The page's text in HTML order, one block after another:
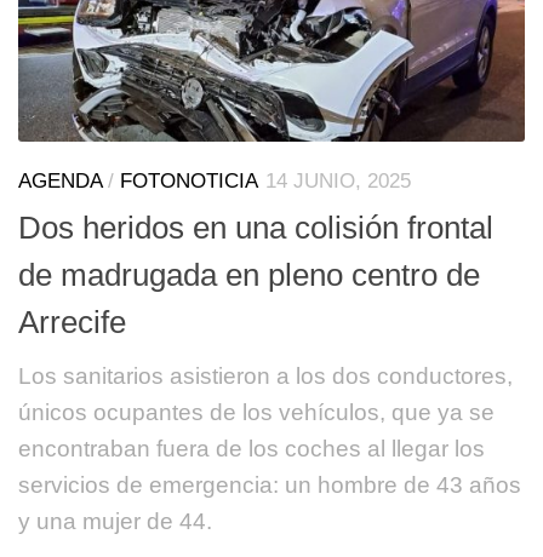
AGENDA/ FOTONOTICIA 14 JUNIO, 2025
Dos heridos en una colisión frontal
de madrugada en pleno centro de
Arrecife
Los sanitarios asistieron a los dos conductores,
únicos ocupantes de los vehículos, que ya se
encontraban fuera de los coches al llegar los
servicios de emergencia: un hombre de 43 años
y una mujer de 44.